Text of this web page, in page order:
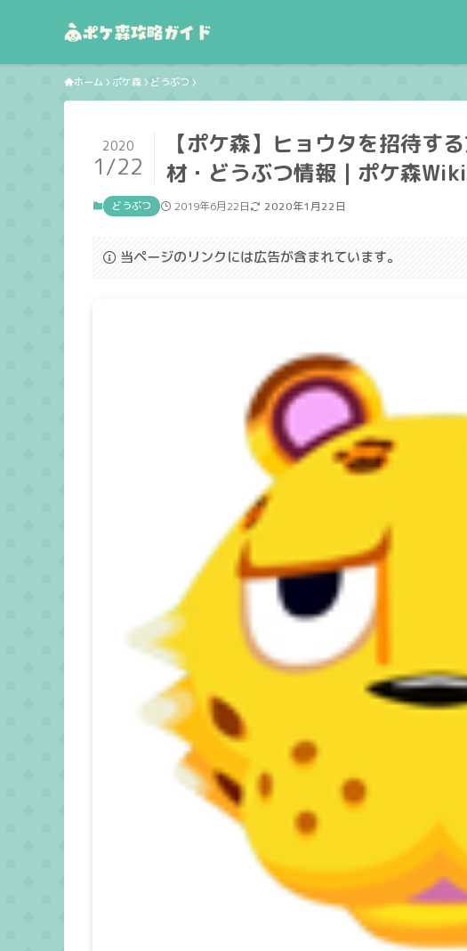
ホーム ポケ森 どうぶつ
【ポケ森】ヒョウタを招待す
材・どうぶつ情報｜ポケ森Wiki
2020
1/22
どうぶつ 2019年6月22日 2020年1月22日
当ページのリンクには広告が含まれています。